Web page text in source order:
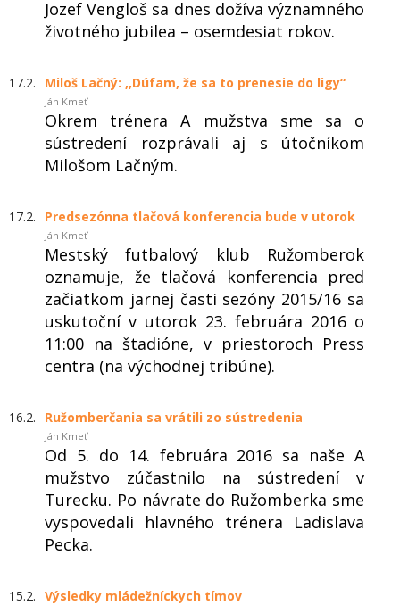
Jozef Vengloš sa dnes dožíva významného
životného jubilea – osemdesiat rokov.
17.2. Miloš Lačný: ,,Dúfam, že sa to prenesie do ligy“
Ján Kmeť
Okrem trénera A mužstva sme sa o
sústredení rozprávali aj s útočníkom
Milošom Lačným.
17.2. Predsezónna tlačová konferencia bude v utorok
Ján Kmeť
Mestský futbalový klub Ružomberok
oznamuje, že tlačová konferencia pred
začiatkom jarnej časti sezóny 2015/16 sa
uskutoční v utorok 23. februára 2016 o
11:00 na štadióne, v priestoroch Press
centra (na východnej tribúne).
16.2. Ružomberčania sa vrátili zo sústredenia
Ján Kmeť
Od 5. do 14. februára 2016 sa naše A
mužstvo zúčastnilo na sústredení v
Turecku. Po návrate do Ružomberka sme
vyspovedali hlavného trénera Ladislava
Pecka.
15.2. Výsledky mládežníckych tímov